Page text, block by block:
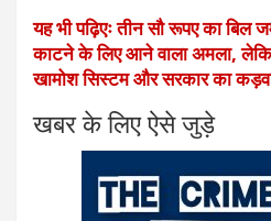
यह भी पढ़िएः तीन सौ रूपए का बिल
काटने के लिए आने वाला अमला,
खामोश सिस्टम और सरकार का
खबर के लिए ऐसे जुड़े